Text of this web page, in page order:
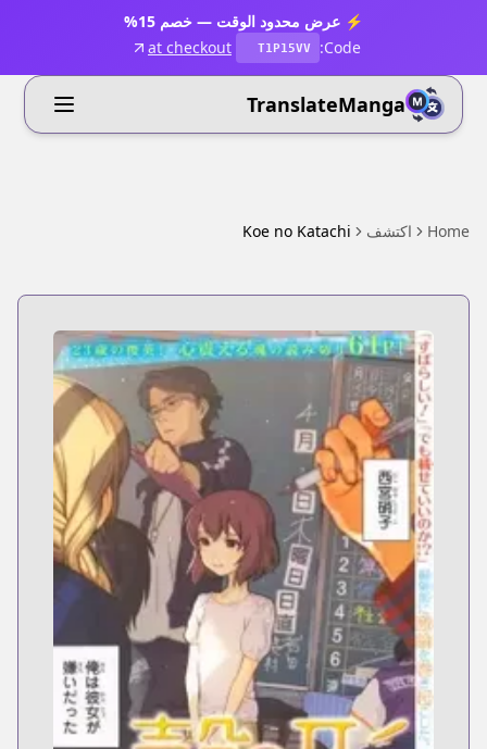
⚡ عرض محدود الوقت — خصم 15%
Code:
T1P15VV
at checkout
TranslateManga
Home اكتشف Koe no Katachi